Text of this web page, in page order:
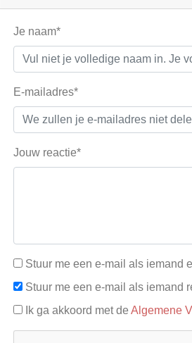
Je naam*
E-mailadres*
Jouw reactie*
Stuur me een e-mail als iemand
Stuur me een e-mail als iemand
Ik ga akkoord met de Algemene